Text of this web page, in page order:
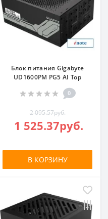
Блок питания Gigabyte
UD1600PM PG5 AI Top
0
2 095.57руб.
1 525.37руб.
В КОРЗИНУ